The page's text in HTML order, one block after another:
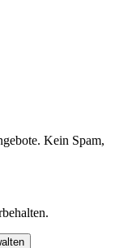
Kein Spam,